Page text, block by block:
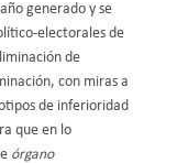
generado y se
electorales de
de
con miras a
de inferioridad
que en lo
órgano